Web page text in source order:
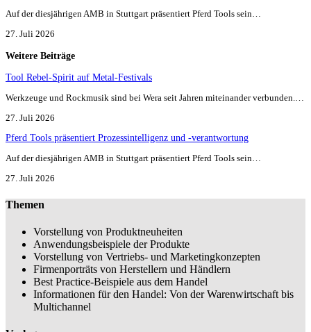
Auf der diesjährigen AMB in Stuttgart präsentiert Pferd Tools sein…
27. Juli 2026
Weitere Beiträge
Tool Rebel-Spirit auf Metal-Festivals
Werkzeuge und Rockmusik sind bei Wera seit Jahren miteinander verbunden.…
27. Juli 2026
Pferd Tools präsentiert Prozessintelligenz und -verantwortung
Auf der diesjährigen AMB in Stuttgart präsentiert Pferd Tools sein…
27. Juli 2026
Themen
Vorstellung von Produktneuheiten
Anwendungsbeispiele der Produkte
Vorstellung von Vertriebs- und Marketingkonzepten
Firmenporträts von Herstellern und Händlern
Best Practice-Beispiele aus dem Handel
Informationen für den Handel: Von der Warenwirtschaft bis
Multichannel